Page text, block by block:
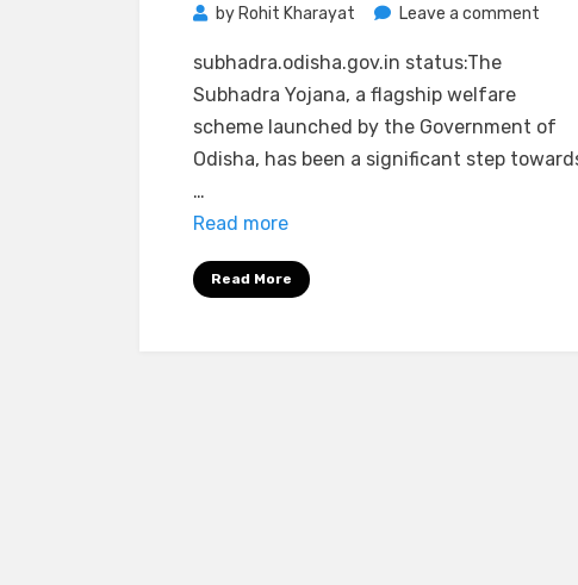
by Rohit Kharayat Leave a comment
subhadra.odisha.gov.in status:The
Subhadra Yojana, a flagship welfare
scheme launched by the Government of
Odisha, has been a significant step
…
Read more
Read More